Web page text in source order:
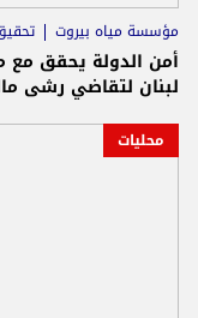
مؤسسة مياه بيروت
أمن الدولة يحقق
لبنان لتقاضي رشى
محليات